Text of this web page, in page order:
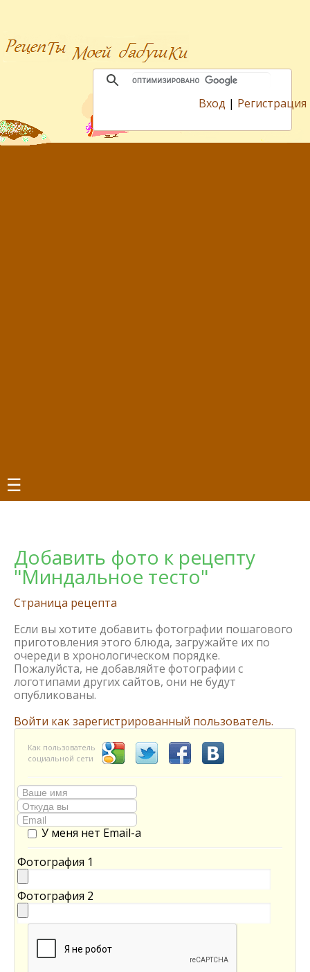
Вход | Регистрация
☰
Добавить фото к рецепту
"Миндальное тесто"
Страница рецепта
Если вы хотите добавить фотографии пошагового
приготовления этого блюда, загружайте их по
очереди в хронологическом порядке.
Пожалуйста, не добавляйте фотографии с
логотипами других сайтов, они не будут
опубликованы.
Войти как зарегистрированный пользователь.
Как пользователь
социальной сети
У меня нет Email-а
Фотография 1
Фотография 2